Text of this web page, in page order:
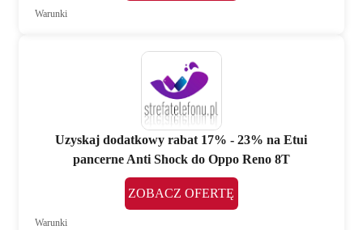
Warunki
Uzyskaj dodatkowy rabat 17% - 23% na Etui
pancerne Anti Shock do Oppo Reno 8T
ZOBACZ OFERTĘ
Warunki